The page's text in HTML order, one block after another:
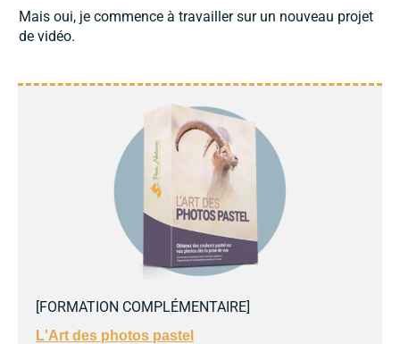
Mais oui, je commence à travailler sur un nouveau projet
de vidéo.
[FORMATION COMPLÉMENTAIRE]
L'Art des photos pastel